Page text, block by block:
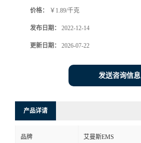
系
价格： ￥1.89/千克
发布日期： 2022-12-14
更新日期： 2026-07-22
发送咨询信息
产品详请
品牌 艾曼斯EMS